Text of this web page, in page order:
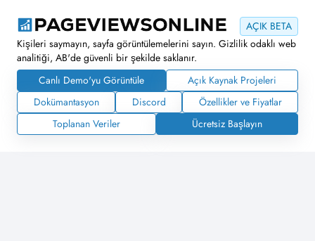
AÇIK BETA
Kişileri saymayın, sayfa görüntülemelerini sayın. Gizlilik odaklı web
analitiği, AB'de güvenli bir şekilde saklanır.
Canlı Demo'yu Görüntüle
Açık Kaynak Projeleri
Dokümantasyon
Discord
Özellikler ve Fiyatlar
Toplanan Veriler
Ücretsiz Başlayın